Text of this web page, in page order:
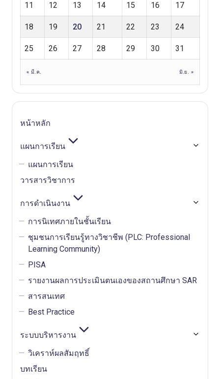
11 12 13 14 15 16 17
18 19 20 21 22 23 24
25 26 27 28 29 30 31
« มี.ค. มิ.ย. »
หน้าหลัก
แผนการเรียน
แผนการเรียน
วารสารวิชาการ
การดำเนินงาน
การนิเทศภายในชั้นเรียน
ชุมชนการเรียนรู้ทางวิชาชีพ (PLC: Professional
Learning Community)
PISA
รายงานผลการประเมินตนเองของสถานศึกษา SAR
สารสนเทศ
Best Practice
ระบบบริหารงาน
วิเคราห์ผลสัมฤทธิ์
บทเรียน